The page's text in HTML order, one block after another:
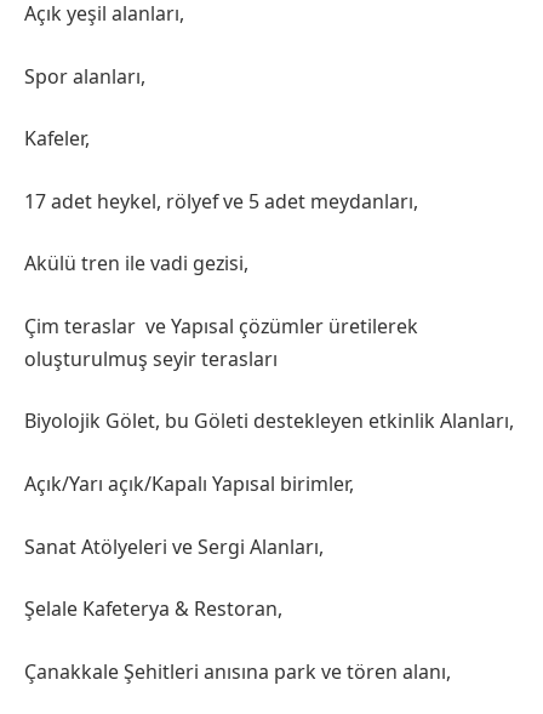
Açık yeşil alanları,
Spor alanları,
Kafeler,
17 adet heykel, rölyef ve 5 adet meydanları,
Akülü tren ile vadi gezisi,
Çim teraslar ve Yapısal çözümler üretilerek
oluşturulmuş seyir terasları
Biyolojik Gölet, bu Göleti destekleyen etkinlik Alanları,
Açık/Yarı açık/Kapalı Yapısal birimler,
Sanat Atölyeleri ve Sergi Alanları,
Şelale Kafeterya & Restoran,
Çanakkale Şehitleri anısına park ve tören alanı,